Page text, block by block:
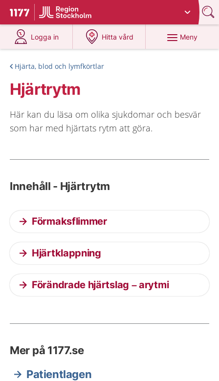
Till startsidan för 1177
Du har valt region
Logga in
på 1177.se
Hitta vård
på 1177.se
Meny
Hjärta, blod och lymfkörtlar
Hjärtrytm
Här kan du läsa om olika sjukdomar och besvär
som har med hjärtats rytm att göra.
Innehåll - Hjärtrytm
Förmaksflimmer
Hjärtklappning
Förändrade hjärtslag – arytmi
Mer på 1177.se
Patientlagen